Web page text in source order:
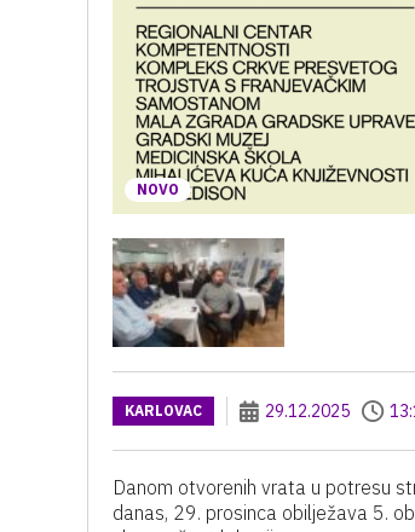
NOVO
KARLOVAC 29.12.2025
Danom otvorenih vrata u potresu
danas, 29. prosinca obilježava 5.